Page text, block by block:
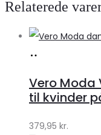
Relaterede
Vero Moda
til kvinder
379,95 kr.